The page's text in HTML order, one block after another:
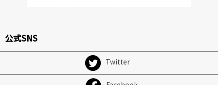
公式SNS
Twitter